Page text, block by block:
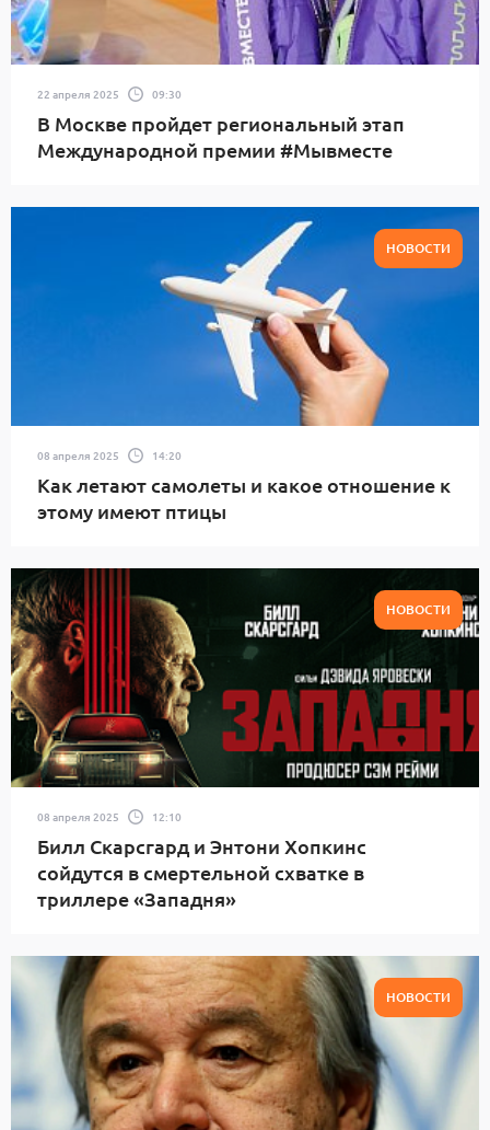
22 апреля 2025 09:30
В Москве пройдет региональный этап
Международной премии #Мывместе
НОВОСТИ
08 апреля 2025 14:20
Как летают самолеты и какое отношение к
этому имеют птицы
НОВОСТИ
08 апреля 2025 12:10
Билл Скарсгард и Энтони Хопкинс
сойдутся в смертельной схватке в
триллере «Западня»
НОВОСТИ